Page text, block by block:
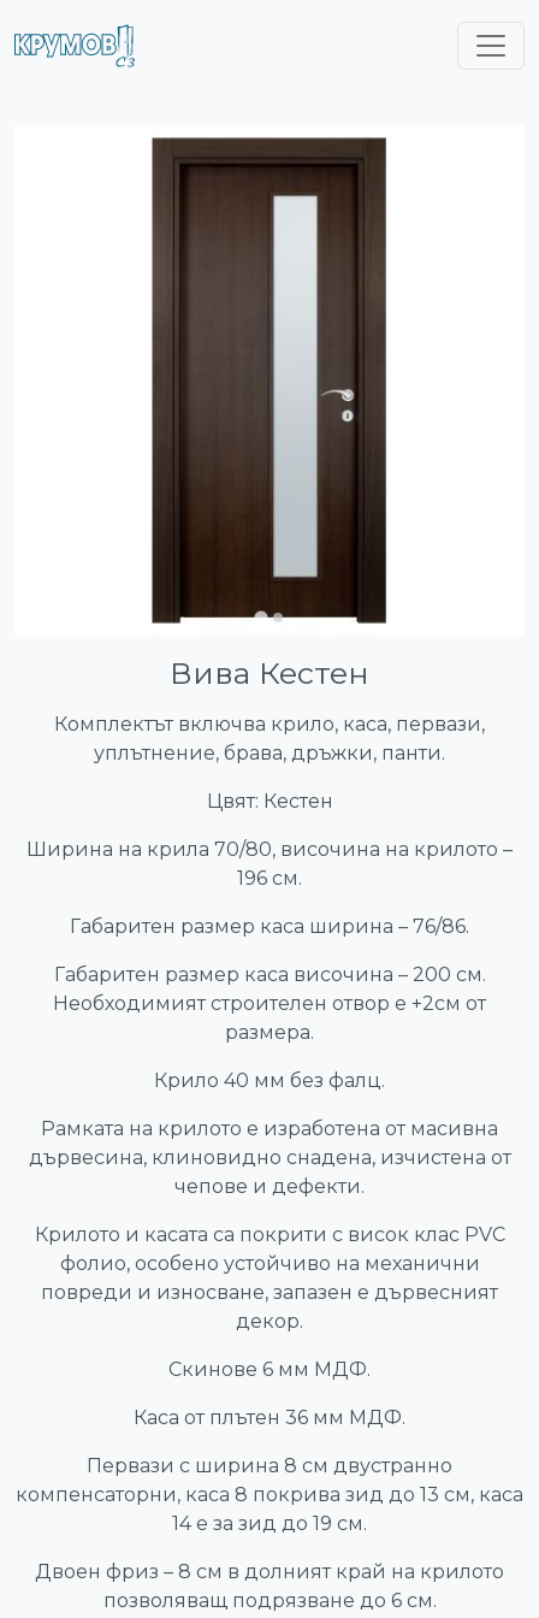
Вива Кестен
Комплектът включва крило, каса, первази,
уплътнение, брава, дръжки, панти.
Цвят: Кестен
Ширина на крила 70/80, височина на крилото –
196 см.
Габаритен размер каса ширина – 76/86.
Габаритен размер каса височина – 200 см.
Необходимият строителен отвор е +2см от
размера.
Крило 40 мм без фалц.
Рамката на крилото е изработена от масивна
дървесина, клиновидно снадена, изчистена от
чепове и дефекти.
Крилото и касата са покрити с висок клас PVC
фолио, особено устойчиво на механични
повреди и износване, запазен е дървесният
декор.
Скинове 6 мм МДФ.
Каса от плътен 36 мм МДФ.
Первази с ширина 8 см двустранно
компенсаторни, каса 8 покрива зид до 13 см, каса
14 е за зид до 19 см.
Двоен фриз – 8 см в долният край на крилото
позволяващ подрязване до 6 см.